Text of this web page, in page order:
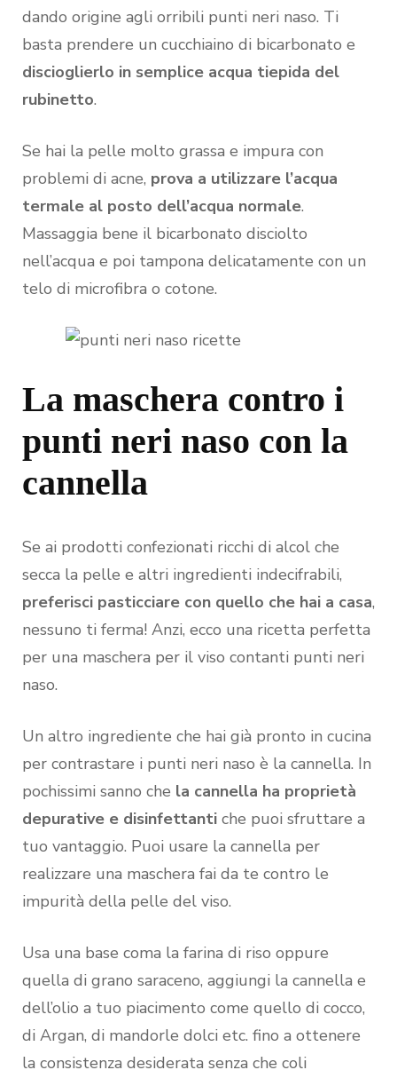
dando origine agli orribili punti neri naso. Ti
basta prendere un cucchiaino di bicarbonato e
discioglierlo in semplice acqua tiepida del
rubinetto.
Se hai la pelle molto grassa e impura con
problemi di acne, prova a utilizzare l’acqua
termale al posto dell’acqua normale.
Massaggia bene il bicarbonato disciolto
nell’acqua e poi tampona delicatamente con un
telo di microfibra o cotone.
La maschera contro i
punti neri naso con la
cannella
Se ai prodotti confezionati ricchi di alcol che
secca la pelle e altri ingredienti indecifrabili,
preferisci pasticciare con quello che hai a casa,
nessuno ti ferma! Anzi, ecco una ricetta perfetta
per una maschera per il viso contanti punti neri
naso.
Un altro ingrediente che hai già pronto in cucina
per contrastare i punti neri naso è la cannella. In
pochissimi sanno che la cannella ha proprietà
depurative e disinfettanti che puoi sfruttare a
tuo vantaggio. Puoi usare la cannella per
realizzare una maschera fai da te contro le
impurità della pelle del viso.
Usa una base coma la farina di riso oppure
quella di grano saraceno, aggiungi la cannella e
dell’olio a tuo piacimento come quello di cocco,
di Argan, di mandorle dolci etc. fino a ottenere
la consistenza desiderata senza che coli